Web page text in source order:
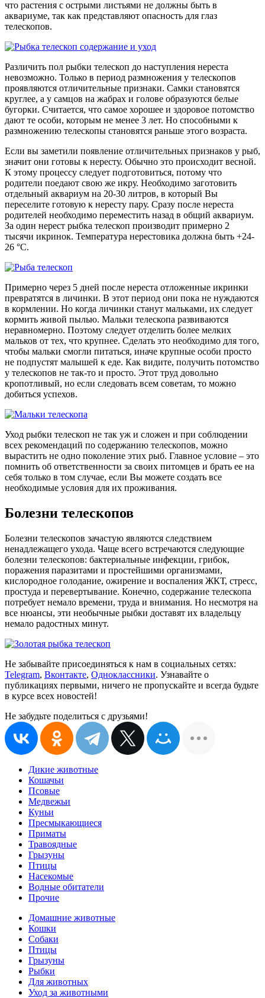
что растения с острыми листьями не должны быть в
аквариуме, так как представляют опасность для глаз
телескопов.
Различить пол рыбки телескоп до наступления нереста
невозможно. Только в период размножения у телескопов
проявляются отличительные признаки. Самки становятся
круглее, а у самцов на жабрах и голове образуются белые
бугорки. Считается, что самое хорошее и здоровое потомство
дают те особи, которым не менее 3 лет. Но способными к
размножению телескопы становятся раньше этого возраста.
Если вы заметили появление отличительных признаков у рыб,
значит они готовы к нересту. Обычно это происходит весной.
К этому процессу следует подготовиться, потому что
родители поедают свою же икру. Необходимо заготовить
отдельный аквариум на 20-30 литров, в который Вы
переселите готовую к нересту пару. Сразу после нереста
родителей необходимо переместить назад в общий аквариум.
За один нерест рыбка телескоп производит примерно 2
тысячи икринок. Температура нерестовика должна быть +24-
26 °C.
Примерно через 5 дней после нереста отложенные икринки
превратятся в личинки. В этот период они пока не нуждаются
в кормлении. Но когда личинки станут мальками, их следует
кормить живой пылью. Мальки телескопа развиваются
неравномерно. Поэтому следует отделить более мелких
мальков от тех, что крупнее. Сделать это необходимо для того,
чтобы мальки смогли питаться, иначе крупные особи просто
не подпустят малышей к еде. Как видите, получить потомство
у телескопов не так-то и просто. Этот труд довольно
кропотливый, но если следовать всем советам, то можно
добиться успехов.
Уход рыбки телескоп не так уж и сложен и при соблюдении
всех рекомендаций по содержанию телескопов, можно
вырастить не одно поколение этих рыб. Главное условие – это
помнить об ответственности за своих питомцев и брать ее на
себя только в том случае, если Вы можете создать все
необходимые условия для их проживания.
Болезни телескопов
Болезни телескопов зачастую являются следствием
ненадлежащего ухода. Чаще всего встречаются следующие
болезни телескопов: бактериальные инфекции, грибок,
поражения паразитами и простейшими организмами,
кислородное голодание, ожирение и воспаления ЖКТ, стресс,
простуда и перевертывание. Конечно, содержание телескопа
потребует немало времени, труда и внимания. Но несмотря на
все нюансы, эти необычные рыбки доставят их владельцу
немало радостных минут.
Не забывайте присоединяться к нам в социальных сетях:
Telegram, Вконтакте, Одноклассники. Узнавайте о
публикациях первыми, ничего не пропускайте и всегда будьте
в курсе всех новостей!
Не забудьте поделиться с друзьями!
Дикие животные
Кошачьи
Псовые
Медвежьи
Куньи
Пресмыкающиеся
Приматы
Травоядные
Грызуны
Птицы
Насекомые
Водные обитатели
Прочие
Домашние животные
Кошки
Собаки
Птицы
Грызуны
Рыбки
Для животных
Уход за животными